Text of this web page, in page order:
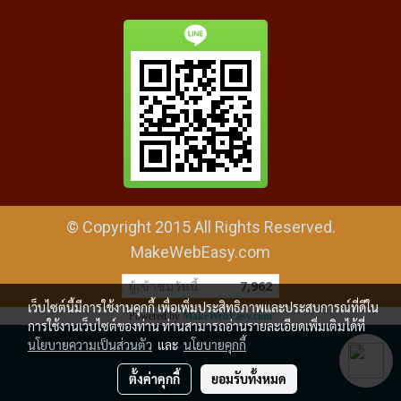
© Copyright 2015 All Rights Reserved.
MakeWebEasy.com
ผู้เข้าชมวันนี้ 7,962
Powered byMakeWebEasy.com
เว็บไซต์นี้มีการใช้งานคุกกี้ เพื่อเพิ่มประสิทธิภาพและประสบการณ์ที่ดีใน
การใช้งานเว็บไซต์ของท่าน ท่านสามารถอ่านรายละเอียดเพิ่มเติมได้ที่
นโยบายความเป็นส่วนตัว และ นโยบายคุกกี้
ตั้งค่าคุกกี้ ยอมรับทั้งหมด